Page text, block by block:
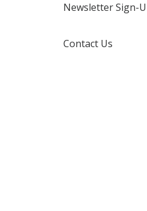
Newsletter Sign-
Contact Us